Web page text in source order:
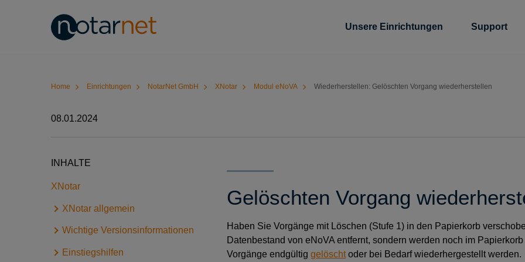
Unsere Einrichtungen Support
Home Einrichtungen NotarNet GmbH XNotar Modul eNoVA Wiederherstellen: Gelöschten Vorgang wiederherstellen
08.01.2024
INHALTE
XNotar
XNotar allgemein
Grundfunktionen und
Wichtige Versionsinformationen
Versionsinformationen: Modul
Einstiegshilfen
Gelöschten Vorgang
Haben Sie Vorgänge mit Löschen (Stufe 1) in den Papierkorb
Datenbestand von eNoVA entfernt, sondern werden noch im
Vorgänge endgültig gelöschtoder bei Bedarf wiederhergestellt werden.